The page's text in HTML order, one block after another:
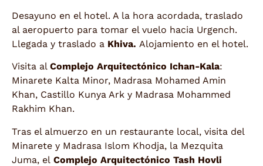
Desayuno en el hotel. A la hora acordada, traslado
al aeropuerto para tomar el vuelo hacia Urgench.
Llegada y traslado a Khiva. Alojamiento en el hotel.
Visita al Complejo Arquitectónico Ichan-Kala:
Minarete Kalta Minor, Madrasa Mohamed Amin
Khan, Castillo Kunya Ark y Madrasa Mohammed
Rakhim Khan.
Tras el almuerzo en un restaurante local, visita del
Minarete y Madrasa Islom Khodja, la Mezquita
Juma, el Complejo Arquitectónico Tash Hovli